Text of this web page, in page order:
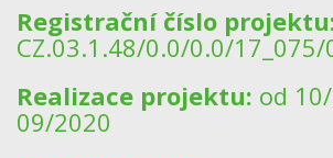
Registrační číslo
CZ.03.1.48/0.0/0.0/
Realizace projektu: od
09/2020